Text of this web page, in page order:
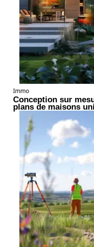
Immo
Conception sur
plans de maisons